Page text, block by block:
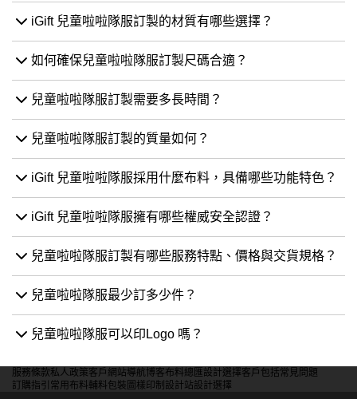
iGift 兒童啦啦隊服訂製的材質有哪些選擇？
如何確保兒童啦啦隊服訂製尺碼合適？
兒童啦啦隊服訂製需要多長時間？
兒童啦啦隊服訂製的質量如何？
iGift 兒童啦啦隊服採用什麼布料，具備哪些功能特色？
iGift 兒童啦啦隊服擁有哪些權威安全認證？
兒童啦啦隊服訂製有哪些服務特點、價格與交貨規格？
兒童啦啦隊服最少訂多少件？
兒童啦啦隊服可以印Logo 嗎？
服務條款私人政策客戶 網站導航博客布料總匯設計選擇客戶包括常見問題
訂購指引 常用布料輔料包裝 圖樣印制 設計站設計選擇